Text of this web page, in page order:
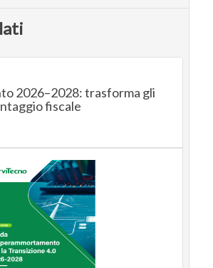
2026–2028: trasforma gli
fiscale